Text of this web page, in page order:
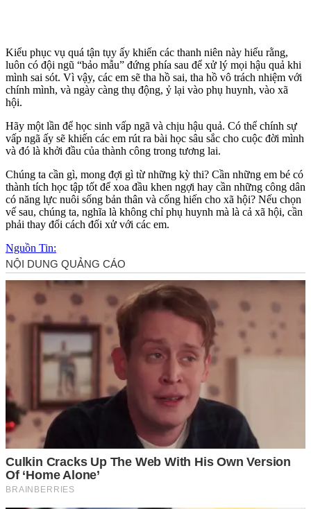
Kiểu phục vụ quá tận tụy ấy khiến các thanh niên này hiểu rằng,
luôn có đội ngũ “bảo mẫu” đứng phía sau để xử lý mọi hậu quả khi
mình sai sót. Vì vậy, các em sẽ tha hồ sai, tha hồ vô trách nhiệm với
chính mình, và ngày càng thụ động, ỷ lại vào phụ huynh, vào xã
hội.
Hãy một lần để học sinh vấp ngã và chịu hậu quả. Có thể chính sự
vấp ngã ấy sẽ khiến các em rút ra bài học sâu sắc cho cuộc đời mình
và đó là khởi đầu của thành công trong tương lai.
Chúng ta cần gì, mong đợi gì từ những kỳ thi? Cần những em bé có
thành tích học tập tốt để xoa đầu khen ngợi hay cần những công dân
có năng lực nuôi sống bản thân và cống hiến cho xã hội? Nếu chọn
vế sau, chúng ta, nghĩa là không chỉ phụ huynh mà là cả xã hội, cần
phải thay đổi cách đối xử với các em.
Nguồn Tin: